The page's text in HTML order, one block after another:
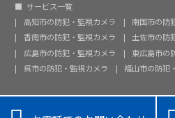
サービス一覧
高知市の防犯・監視カメラ
南国市の防
香南市の防犯・監視カメラ
土佐市の防
広島市の防犯・監視カメラ
東広島市の
呉市の防犯・監視カメラ
福山市の防犯